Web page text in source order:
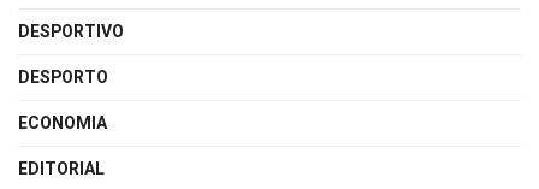
DESPORTIVO
DESPORTO
ECONOMIA
EDITORIAL